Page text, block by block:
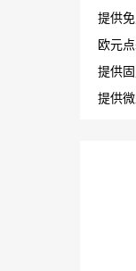
提供
欧元
提供
提供